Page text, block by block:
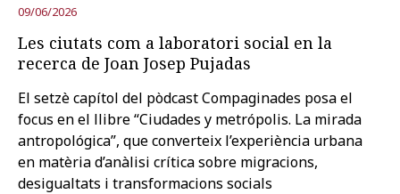
09/06/2026
Les ciutats com a laboratori social en la
recerca de Joan Josep Pujadas
El setzè capítol del pòdcast Compaginades posa el
focus en el llibre “Ciudades y metrópolis. La mirada
antropológica”, que converteix l’experiència urbana
en matèria d’anàlisi crítica sobre migracions,
desigualtats i transformacions socials